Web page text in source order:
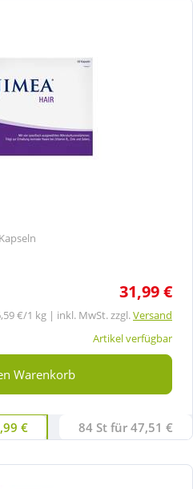
31,99 €
€/1 kg | inkl. MwSt. zzgl.Versand
Artikel verfügbar
Warenkorb
€ 84 St für 47,51 €